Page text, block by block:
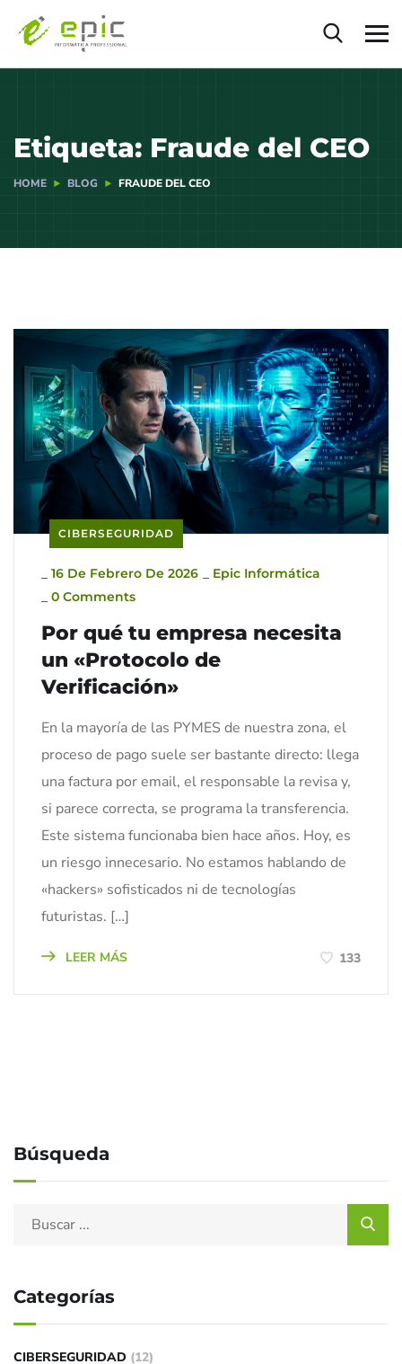
Etiqueta: Fraude del CEO
HOME BLOG FRAUDE DEL CEO
CIBERSEGURIDAD
16 De Febrero De 2026
Epic Informática
0 Comments
Por qué tu empresa necesita
un «Protocolo de
Verificación»
En la mayoría de las PYMES de nuestra zona, el
proceso de pago suele ser bastante directo: llega
una factura por email, el responsable la revisa y,
si parece correcta, se programa la transferencia.
Este sistema funcionaba bien hace años. Hoy, es
un riesgo innecesario. No estamos hablando de
«hackers» sofisticados ni de tecnologías
futuristas. […]
LEER MÁS 133
Búsqueda
Categorías
CIBERSEGURIDAD (12)